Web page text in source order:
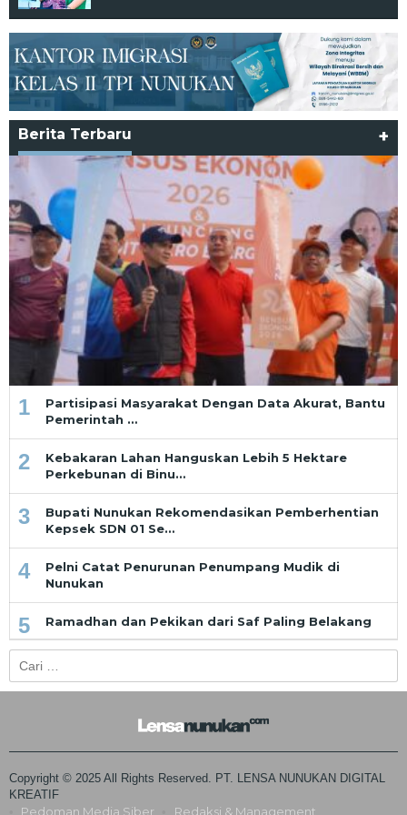
Berita Terbaru +
1
Partisipasi Masyarakat Dengan Data Akurat, Bantu
Pemerintah …
2
Kebakaran Lahan Hanguskan Lebih 5 Hektare
Perkebunan di Binu…
3
Bupati Nunukan Rekomendasikan Pemberhentian
Kepsek SDN 01 Se…
4
Pelni Catat Penurunan Penumpang Mudik di
Nunukan
5 Ramadhan dan Pekikan dari Saf Paling Belakang
untuk:
Copyright © 2025 All Rights Reserved. PT. LENSA NUNUKAN DIGITAL
KREATIF
Pedoman Media Siber Redaksi & Management